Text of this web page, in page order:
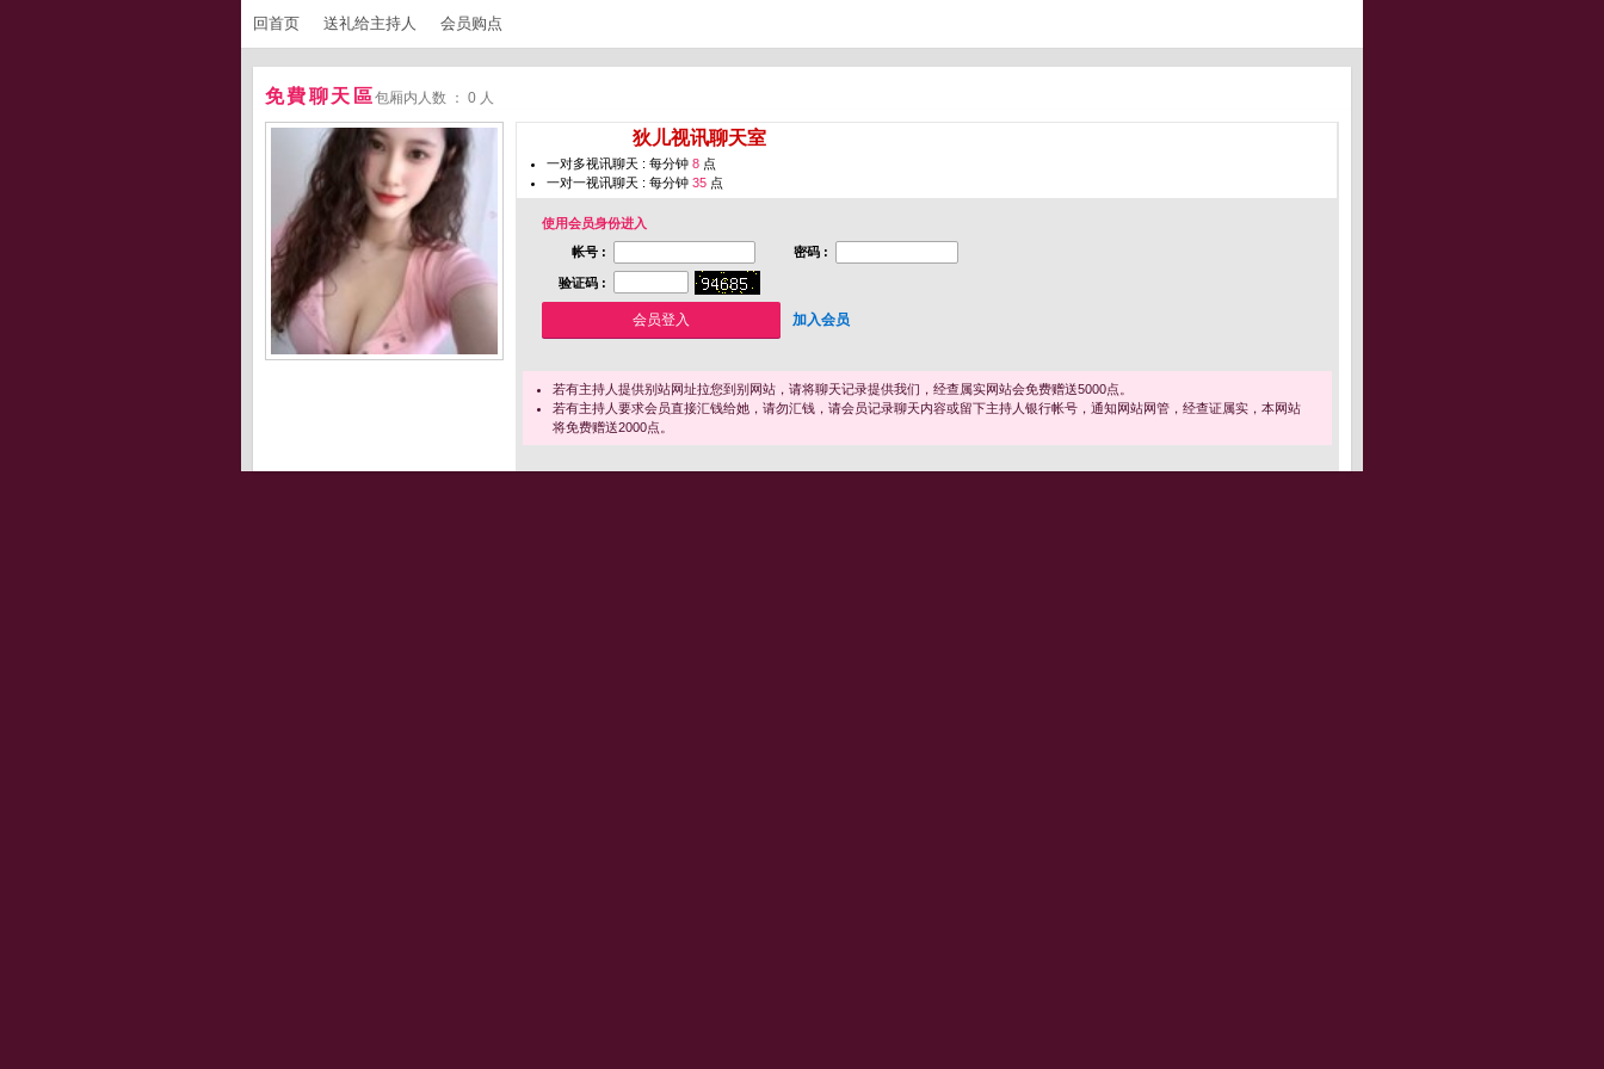
回首页 送礼给主持人 会员购点
免費聊天區包厢内人数 ： 0 人
狄儿视讯聊天室
一对多视讯聊天 : 每分钟 8 点
一对一视讯聊天 : 每分钟 35 点
使用会员身份进入
帐号 :
密码 :
验证码 :
加入会员
若有主持人提供别站网址拉您到别网站，请将聊天记录提供我们，经查属实网站会免费赠送5000点。
若有主持人要求会员直接汇钱给她，请勿汇钱，请会员记录聊天内容或留下主持人银行帐号，通知网站网管，经查证属实，本网站
将免费赠送2000点。